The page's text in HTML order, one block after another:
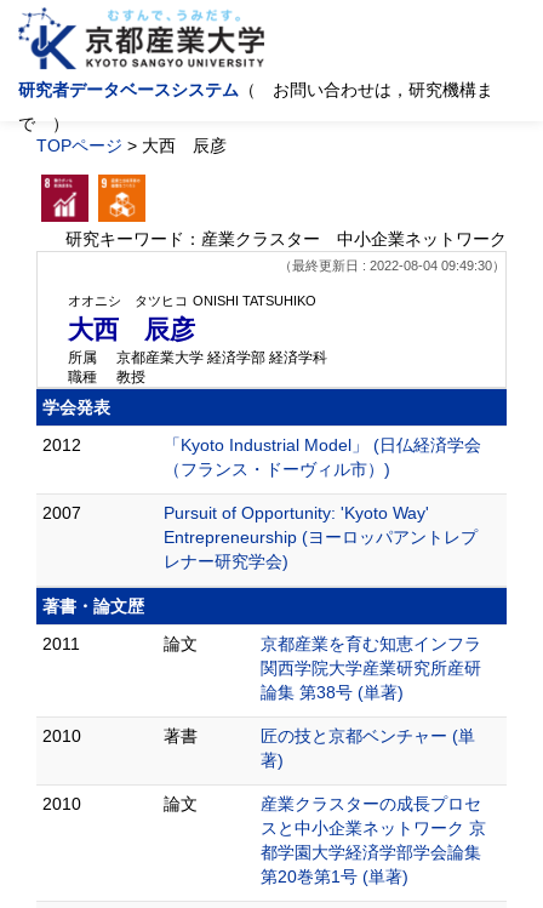
研究者データベースシステム （ お問い合わせは，研究機構ま
で ）
TOPページ > 大西 辰彦
研究キーワード：産業クラスター 中小企業ネットワーク
（最終更新日 : 2022-08-04 09:49:30）
オオニシ タツヒコ ONISHI TATSUHIKO
大西 辰彦
所属
京都産業大学 経済学部 経済学科
職種
教授
学会発表
2012
「Kyoto Industrial Model」 (日仏経済学会
（フランス・ドーヴィル市）)
2007
Pursuit of Opportunity: 'Kyoto Way'
Entrepreneurship (ヨーロッパアントレプ
レナー研究学会)
著書・論文歴
2011
論文
京都産業を育む知恵インフラ
関西学院大学産業研究所産研
論集 第38号 (単著)
2010 著書
匠の技と京都ベンチャー (単
著)
2010 論文
産業クラスターの成長プロセ
スと中小企業ネットワーク 京
都学園大学経済学部学会論集
第20巻第1号 (単著)